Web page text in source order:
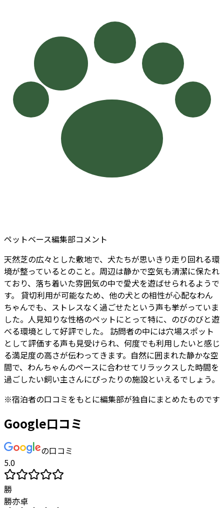
ペットベース編集部コメント
天然芝の広々とした敷地で、犬たちが思いきり走り回れる環
境が整っているとのこと。周辺は静かで空気も清潔に保たれ
ており、落ち着いた雰囲気の中で愛犬を遊ばせられるようで
す。 貸切利用が可能なため、他の犬との相性が心配なわん
ちゃんでも、ストレスなく過ごせたという声も挙がっていま
した。人見知りな性格のペットにとって特に、のびのびと遊
べる環境として好評でした。 訪問者の中には穴場スポット
として評価する声も見受けられ、何度でも利用したいと感じ
る満足度の高さが伝わってきます。自然に囲まれた静かな空
間で、わんちゃんのペースに合わせてリラックスした時間を
過ごしたい飼い主さんにぴったりの施設といえるでしょう。
※宿泊者の口コミをもとに編集部が独自にまとめたものです
Google口コミ
の口コミ
5.0
勝
勝亦卓